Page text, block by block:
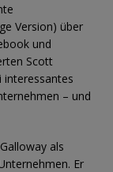
Version) über
und
Scott
interessantes
– und
als
Er